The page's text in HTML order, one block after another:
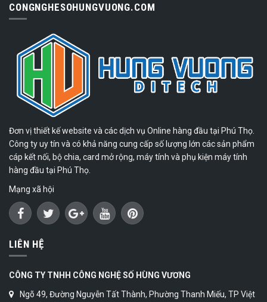
CONGNGHESOHUNGVUONG.COM
Đơn vị thiết kế website và các dịch vụ Online hàng đầu tại Phú Thọ.
Công ty uy tín và có khả năng cung cấp số lượng lớn các sản phẩm
cáp kết nối, bộ chia, card mở rộng, máy tính và phụ kiện máy tính
hàng đầu tại Phú Thọ.
Mạng xã hội
LIÊN HỆ
CÔNG TY TNHH CÔNG NGHỆ SỐ HÙNG VƯƠNG
Ngõ 49, Đường Nguyễn Tất Thành, Phường Thanh Miếu, TP Việt